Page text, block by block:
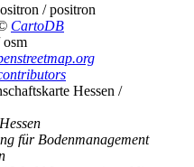
/ positron
CartoDB
Hessen /
für Bodenmanagement